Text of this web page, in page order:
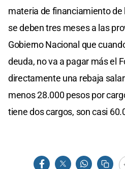
materia de financiamiento de
se deben tres meses a las
Gobierno Nacional que
deuda, no va a pagar más el
directamente una rebaja
menos 28.000 pesos por
tiene dos cargos, son casi